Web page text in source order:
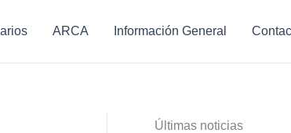
ARCA Información General
Últimas noticias